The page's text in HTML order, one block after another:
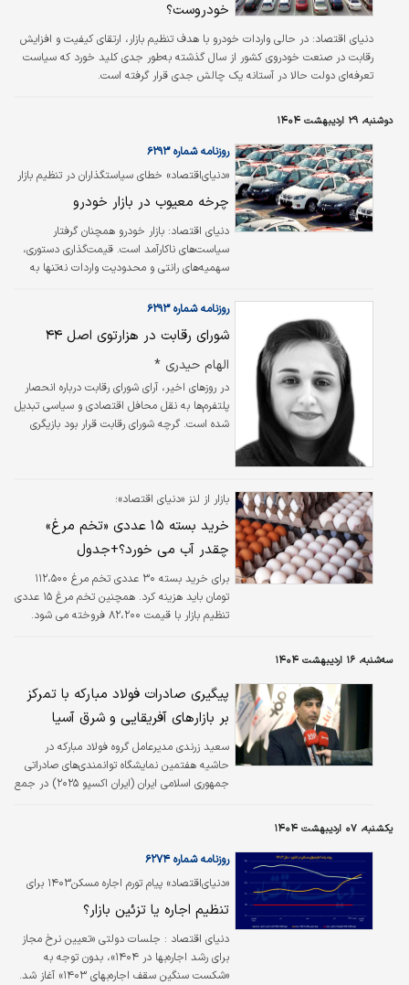
خودروست؟
دنیای اقتصاد: در حالی واردات خودرو با هدف تنظیم بازار، ارتقای کیفیت و افزایش
رقابت در صنعت خودروی کشور از سال گذشته به‌طور جدی کلید خورد که سیاست
تعرفه‌‌ای دولت حالا در آستانه یک چالش جدی قرار گرفته است.
دوشنبه، ۲۹ اردیبهشت ۱۴۰۴
«دنیای‌اقتصاد» خطای سیاستگذاران در تنظیم بازار
روزنامه شماره ۶۲۹۳
چرخه معیوب در بازار خودرو
دنیای اقتصاد: بازار خودرو همچنان گرفتار
سیاست‌های ناکارآمد است. قیمت‌گذاری دستوری،
سهمیه‌های رانتی و محدودیت واردات نه‌تنها به
و مصرف‌کنندگان را از دسترسی به خودرو محروم
اصلاح جدی سیاست‌ها، بهبود بازار خودرو دور از
انتظار است.
روزنامه شماره ۶۲۹۳
شورای رقابت در هزارتوی اصل ۴۴
الهام حیدری *
در روزهای اخیر، آرای شورای رقابت درباره انحصار
پلتفرم‌‌‌ها به نقل محافل اقتصادی و سیاسی تبدیل
شده است. گرچه شورای رقابت قرار بود بازیگری
شورای رقابت می‌‌‌بینیم، این است که نه‌‌‌تنها
به‌‌‌عنوان یک نهاد تنظیم‌‌‌گر اقتصادی عمل نمی‌‌‌کند،
بلکه به جای تمرکز بر تنظیم بازار و مقابله با
انحصار، به یک نهاد سیاسی-اقتصادی تبدیل شده
است.
بازار از لنز «دنیای اقتصاد»؛
خرید بسته ۱۵ عددی «تخم مرغ»
چقدر آب می خورد؟+جدول
برای خرید بسته ۳۰ عددی تخم مرغ ۱۱۲،۵۰۰
تومان باید هزینه کرد. همچنین تخم مرغ ۱۵ عددی
تنظیم بازار با قیمت ۸۲،۲۰۰ فروخته می شود.
سه‌شنبه، ۱۶ اردیبهشت ۱۴۰۴
پیگیری صادرات فولاد مبارکه با تمرکز
بر بازارهای آفریقایی و شرق آسیا
سعید زرندی مدیرعامل گروه فولاد مبارکه در
حاشیه هفتمین نمایشگاه توانمندی‌های صادراتی
جمهوری اسلامی ایران (ایران اکسپو ۲۰۲۵) در جمع
دارد. در سال جاری تمرکز بیشتری بر بازارهای
جدید، به‌ویژه در مناطق شرق آسیا و آفریقا
خواهیم داشت. هدف اصلی این است که با بررسی
و شناسایی مشتریان نهایی، ارتباطات خود را
به‌سرعت گسترش دهیم و شاهد افزایش میزان
صادرات باشیم. فولاد مبارکه…
یکشنبه، ۰۷ اردیبهشت ۱۴۰۴
«دنیای‏‏‌اقتصاد» پیام تورم اجاره مسکن۱۴۰۳ برای
طراح «اجاره‏‏‌بهای دولتی ۱۴۰۴» را بررسی می‌کند؛
روزنامه شماره ۶۲۷۴
تنظیم اجاره یا تزئین بازار؟
دنیای اقتصاد : جلسات دولتی «تعیین نرخ مجاز
برای رشد اجاره‌بها در ۱۴۰۴»، بدون توجه به
«شکست سنگین سقف اجاره‌بهای ۱۴۰۳» آغاز شد.